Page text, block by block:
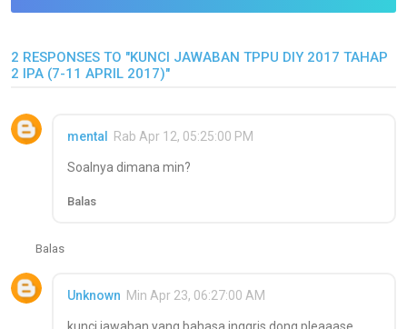
2 RESPONSES TO "KUNCI JAWABAN TPPU DIY 2017 TAHAP
2 IPA (7-11 APRIL 2017)"
mental Rab Apr 12, 05:25:00 PM
Soalnya dimana min?
Balas
Balas
Unknown Min Apr 23, 06:27:00 AM